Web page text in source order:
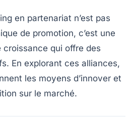
en partenariat n’est pas
de promotion, c’est une
croissance qui offre des
En explorant ces alliances,
les moyens d’innover et
sur le marché.